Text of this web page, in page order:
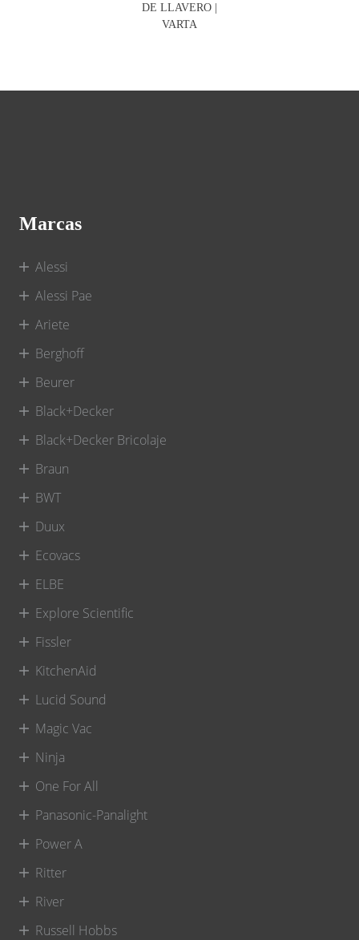
DE LLAVERO |
VARTA
Marcas
Alessi
Alessi Pae
Ariete
Berghoff
Beurer
Black+Decker
Black+Decker Bricolaje
Braun
BWT
Duux
Ecovacs
ELBE
Explore Scientific
Fissler
KitchenAid
Lucid Sound
Magic Vac
Ninja
One For All
Panasonic-Panalight
Power A
Ritter
River
Russell Hobbs